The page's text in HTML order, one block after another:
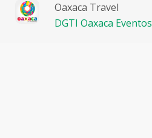
Acerca del taller
Oaxaca Travel
DGTI Oaxaca Eventos